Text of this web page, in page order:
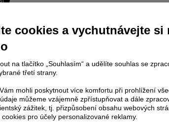
nástroje ke stabilizaci měny.
článku je dostupné jen klientům placených služeb
Plus
případně uživatelům platformy
služeb, potom je nutné se
Přihlásit.
placeného informačního servisu získáte
kekompletnímu zpravodajství
cookies a vychutnávejte si
na tlačítko „Souhlasím“ a udělíte souhlas se
třetí strany.
mohli poskytnout více komfortu při prohlížení
můžeme vzájemně zpřístupňovat a dále
zážitek, tj. přizpůsobení obsahu webových
pro účely personalizované reklamy.